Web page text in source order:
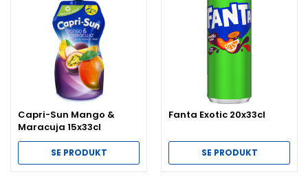
Capri-Sun Mango &
Maracuja 15x33cl
SE PRODUKT
Fanta Exotic 20x33cl
SE PRODUKT